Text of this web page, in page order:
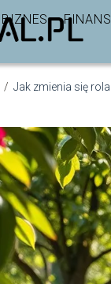
BIZNES
/ Jak zmienia się